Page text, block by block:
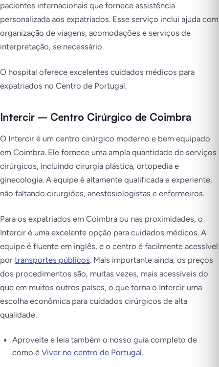
pacientes internacionais que fornece assistência
personalizada aos expatriados. Esse serviço inclui ajuda com
organização de viagens, acomodações e serviços de
interpretação, se necessário.
O hospital oferece excelentes cuidados médicos para
expatriados no Centro de Portugal.
Intercir – Centro Cirúrgico de Coimbra
O Intercir é um centro cirúrgico moderno e bem equipado
em Coimbra. Ele fornece uma ampla quantidade de serviços
cirúrgicos, incluindo cirurgia plástica, ortopedia e
ginecologia. A equipe é altamente qualificada e experiente,
não faltando cirurgiões, anestesiologistas e enfermeiros.
Para os expatriados em Coimbra ou nas proximidades, o
Intercir é uma excelente opção para cuidados médicos. A
equipe é fluente em inglês, e o centro é facilmente acessível
por transportes públicos. Mais importante ainda, os preços
dos procedimentos são, muitas vezes, mais acessíveis do
que em muitos outros países, o que torna o Intercir uma
escolha econômica para cuidados cirúrgicos de alta
qualidade.
Aproveite e leia também o nosso guia completo de
como é Viver no centro de Portugal.